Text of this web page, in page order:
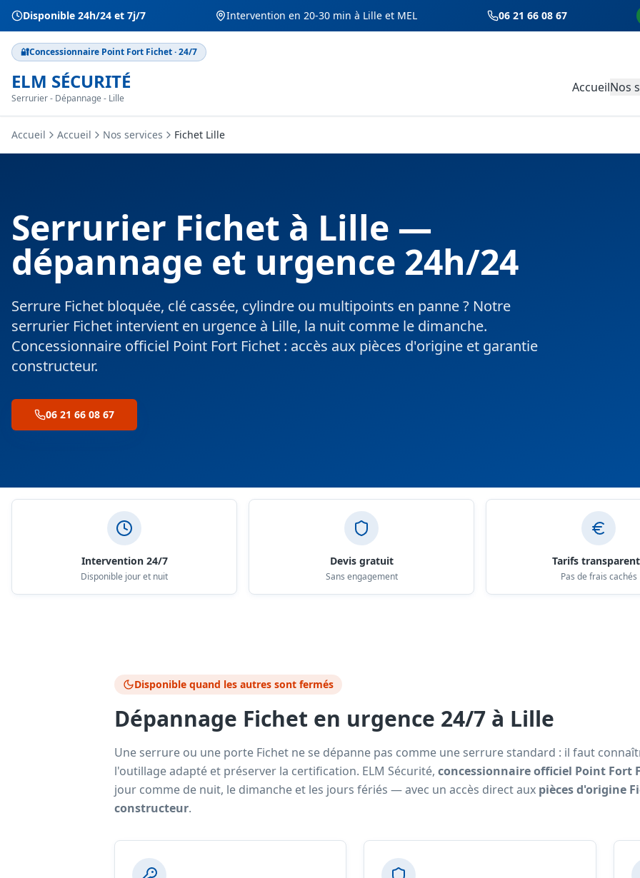
Disponible 24h/24 et 7j/7 Intervention en 20-30 min à Lille et MEL 06 21 66 08 67
🔐Concessionnaire Point Fort Fichet · 24/7
ELM SÉCURITÉ
Serrurier - Dépannage - Lille
AccueilNos
Accueil Accueil Nos services Fichet Lille
Serrurier Fichet à Lille —
dépannage et urgence 24h/24
Serrure Fichet bloquée, clé cassée, cylindre ou multipoints en panne ? Notre
serrurier Fichet intervient en urgence à Lille, la nuit comme le dimanche.
Concessionnaire officiel Point Fort Fichet : accès aux pièces d'origine et garantie
constructeur.
06 21 66 08 67
Nos engagements
Intervention 24/7
Disponible jour et nuit
Devis gratuit
Sans engagement
Tarifs
Pas de frais cachés
Disponible quand les autres sont fermés
Dépannage Fichet en urgence 24/7 à Lille
Une serrure ou une porte Fichet ne se dépanne pas comme une serrure standard : il faut
l'outillage adapté et préserver la certification. ELM Sécurité, concessionnaire officiel Point Fort
jour comme de nuit, le dimanche et les jours fériés — avec un accès direct aux pièces d'origine
constructeur.